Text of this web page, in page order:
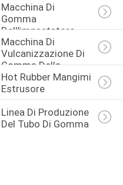
Macchina Di
Gomma
Dell'impastatore
Macchina Di
Vulcanizzazione Di
Gomma Della
Stampa
Hot Rubber Mangimi
Estrusore
Linea Di Produzione
Del Tubo Di Gomma